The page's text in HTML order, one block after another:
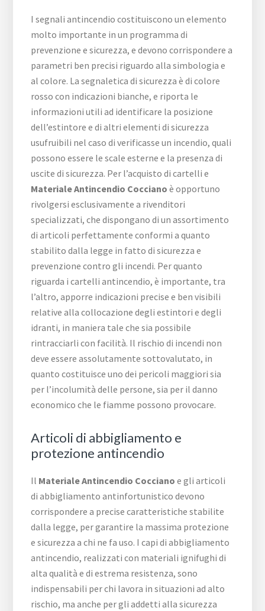
I segnali antincendio costituiscono un elemento
molto importante in un programma di
prevenzione e sicurezza, e devono corrispondere a
parametri ben precisi riguardo alla simbologia e
al colore. La segnaletica di sicurezza è di colore
rosso con indicazioni bianche, e riporta le
informazioni utili ad identificare la posizione
dell’estintore e di altri elementi di sicurezza
usufruibili nel caso di verificasse un incendio, quali
possono essere le scale esterne e la presenza di
uscite di sicurezza. Per l’acquisto di cartelli e
Materiale Antincendio Cocciano è opportuno
rivolgersi esclusivamente a rivenditori
specializzati, che dispongano di un assortimento
di articoli perfettamente conformi a quanto
stabilito dalla legge in fatto di sicurezza e
prevenzione contro gli incendi. Per quanto
riguarda i cartelli antincendio, è importante, tra
l’altro, apporre indicazioni precise e ben visibili
relative alla collocazione degli estintori e degli
idranti, in maniera tale che sia possibile
rintracciarli con facilità. Il rischio di incendi non
deve essere assolutamente sottovalutato, in
quanto costituisce uno dei pericoli maggiori sia
per l’incolumità delle persone, sia per il danno
economico che le fiamme possono provocare.
Articoli di abbigliamento e
protezione antincendio
Il Materiale Antincendio Cocciano e gli articoli
di abbigliamento antinfortunistico devono
corrispondere a precise caratteristiche stabilite
dalla legge, per garantire la massima protezione
e sicurezza a chi ne fa uso. I capi di abbigliamento
antincendio, realizzati con materiali ignifughi di
alta qualità e di estrema resistenza, sono
indispensabili per chi lavora in situazioni ad alto
rischio, ma anche per gli addetti alla sicurezza